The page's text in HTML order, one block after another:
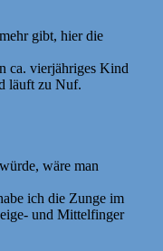
gibt, hier die
ca. vierjähriges Kind
läuft zu Nuf.
wäre man
ich die Zunge im
und Mittelfinger